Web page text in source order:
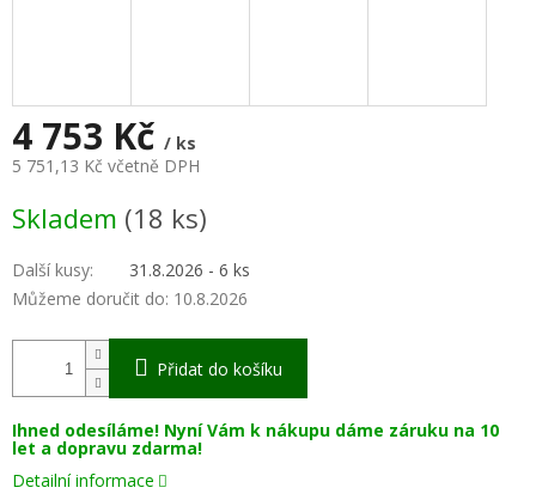
4 753 Kč / ks
5 751,13 Kč včetně DPH
cena:
Skladem (18 ks)
Další kusy:
31.8.2026 - 6 ks
Můžeme doručit do: 10.8.2026
Přidat do košíku
Ihned odesíláme! Nyní Vám k nákupu dáme záruku na 10
let a dopravu zdarma!
Detailní informace